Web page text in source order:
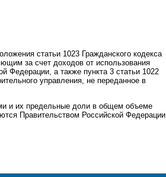
статьи 1023 Гражданского кодекса
за счет доходов от использования
Федерации, а также пункта 3 статьи 1022
управления, не переданное в
и их предельные доли в общем объеме
Правительством Российской Федерации.